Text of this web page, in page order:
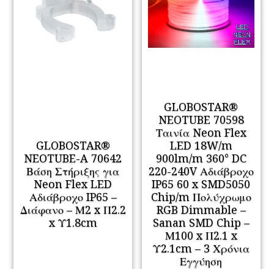
GLOBOSTAR®
NEOTUBE-A 70642
Βάση Στήριξης για
Neon Flex LED
Αδιάβροχο IP65 –
Διάφανο – Μ2 x Π2.2
x Υ1.8cm
GLOBOSTAR®
NEOTUBE 70598
Ταινία Neon Flex
LED 18W/m
900lm/m 360° DC
220-240V Αδιάβροχο
IP65 60 x SMD5050
Chip/m Πολύχρωμο
RGB Dimmable –
Sanan SMD Chip –
Μ100 x Π2.1 x
Υ2.1cm – 3 Χρόνια
Εγγύηση